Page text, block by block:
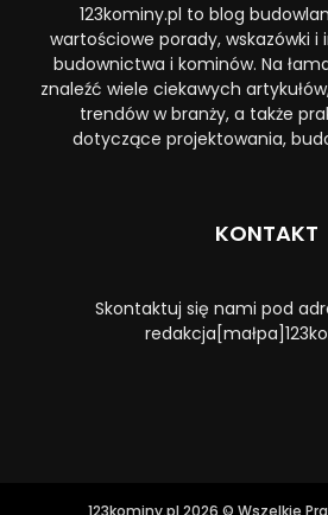
123kominy.pl to blog
wartościowe porady, wskazówki i
budownictwa i kominów. Na
znaleźć wiele ciekawych
trendów w branży, a także
dotyczące projektowania,
KONTAKT
Skontaktuj się nami pod
123kominy.pl 2026 © Wszelkie